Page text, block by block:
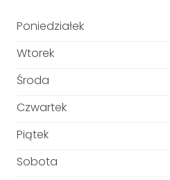
Poniedziałek
Wtorek
Środa
Czwartek
Piątek
Sobota